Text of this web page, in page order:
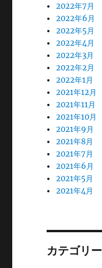
2022年7月
2022年6月
2022年5月
2022年4月
2022年3月
2022年2月
2022年1月
2021年12月
2021年11月
2021年10月
2021年9月
2021年8月
2021年7月
2021年6月
2021年5月
2021年4月
カテゴリー